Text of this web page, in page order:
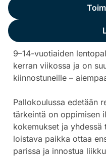
9–14-vuotiaiden
kerran viikossa ja on
kiinnostuneille –
Pallokoulussa edetään
tärkeintä on oppimisen
kokemukset ja yhdessä
loistava paikka ottaa
parissa ja innostua